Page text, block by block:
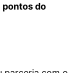
pontos do